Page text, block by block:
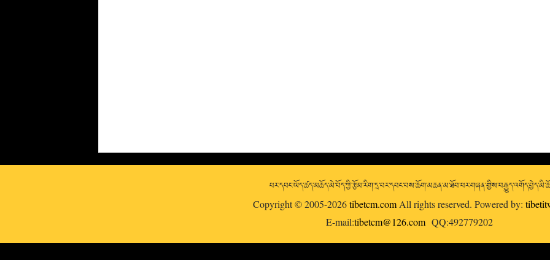
Copyright © 2005-2026tibetcm.comAll rights reserved. Powered by:
E-mail:tibetcm@126.com QQ:492779202